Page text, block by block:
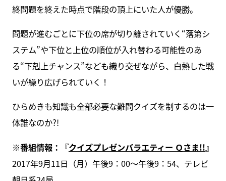
終問題を終えた時点で階段の頂上にいた人が優勝。
問題が進むごとに下位の席が切り離されていく“落第シ
ステム”や下位と上位の順位が入れ替わる可能性のあ
る“下剋上チャンス”なども織り交ぜながら、白熱した戦
いが繰り広げられていく！
ひらめきも知識も全部必要な難問クイズを制するのは一
体誰なのか?!
※番組情報：『クイズプレゼンバラエティー Ｑさま!!』
2017年9月11日（月）午後9：00～午後9：54、テレビ